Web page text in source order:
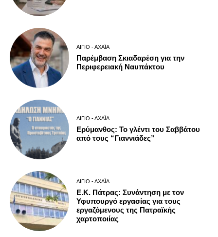
ΑΊΓΙΟ - ΑΧΑΪ́Α
Παρέμβαση Σκιαδαρέση για την
Περιφερειακή Ναυπάκτου
ΑΊΓΙΟ - ΑΧΑΪ́Α
Ερύμανθος: Το γλέντι του Σαββάτου
από τους “Γιαννιάδες”
ΑΊΓΙΟ - ΑΧΑΪ́Α
Ε.Κ. Πάτρας: Συνάντηση με τον
Υφυπουργό εργασίας για τους
εργαζόμενους της Πατραϊκής
χαρτοποιίας